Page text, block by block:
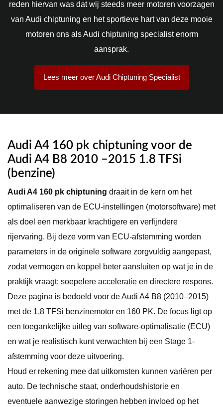
reden hiervan was dat wij steeds meer motoren voorzagen
van Audi chiptuning en het sportieve hart van deze mooie
motoren ons als Audi chiptuning specialist enorm
aansprak.
Lees meer over Audi Chiptuning Specialist
Audi A4 160 pk chiptuning voor de
Audi A4 B8 2010 –2015 1.8 TFSi
(benzine)
Audi A4 160 pk chiptuning draait in de kern om het
optimaliseren van de ECU-instellingen (motorsoftware) met
als doel een merkbaar krachtigere en verfijndere
rijervaring. Bij deze vorm van ECU-afstemming worden
parameters in de originele software zorgvuldig aangepast,
zodat vermogen en koppel beter aansluiten op wat je in de
praktijk vraagt: soepelere acceleratie en directere respons.
Deze pagina is bedoeld voor de Audi A4 B8 (2010–2015)
met de 1.8 TFSi benzinemotor en 160 PK. De focus ligt op
een toegankelijke uitleg van software-optimalisatie (ECU)
en wat je realistisch kunt verwachten bij een Stage 1-
afstemming voor deze uitvoering.
Houd er rekening mee dat uitkomsten kunnen variëren per
auto. De technische staat, onderhoudshistorie en
eventuele aanwezige storingen hebben invloed op het